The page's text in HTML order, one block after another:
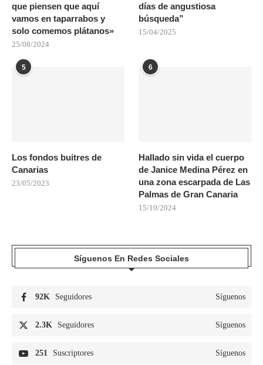
que piensen que aquí
vamos en taparrabos y
solo comemos plátanos»
25/08/2024
días de angustiosa
búsqueda”
15/04/2025
5
Los fondos buitres de
Canarias
23/05/2023
6
Hallado sin vida el cuerpo
de Janice Medina Pérez en
una zona escarpada de Las
Palmas de Gran Canaria
15/10/2024
Síguenos En Redes Sociales
92K Seguidores Síguenos
2.3K Seguidores Síguenos
251 Suscriptores Síguenos